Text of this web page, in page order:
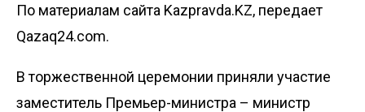
По материалам сайта Kazpravda.KZ, передает
Qazaq24.com.
В торжественной церемонии приняли участие
заместитель Премьер-министра – министр